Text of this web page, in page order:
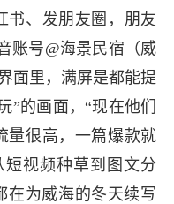
书、发朋友圈，朋友
账号@海景民宿（威
面里，满屏是都能提
”的画面，“现在他们
量很高，一篇爆款就
视频种草到图文分
在为威海的冬天续写